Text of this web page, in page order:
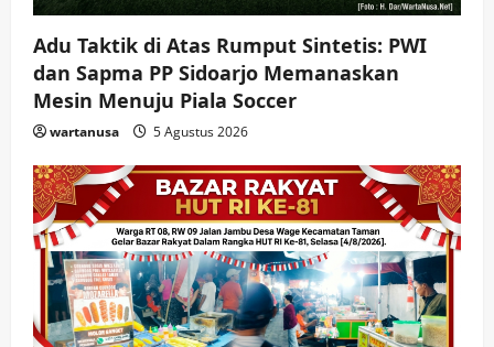
Adu Taktik di Atas Rumput Sintetis: PWI
dan Sapma PP Sidoarjo Memanaskan
Mesin Menuju Piala Soccer
wartanusa 5 Agustus 2026